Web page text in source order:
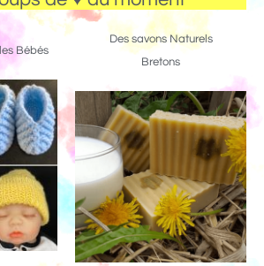
Bébés
Des savons Naturels
Bretons